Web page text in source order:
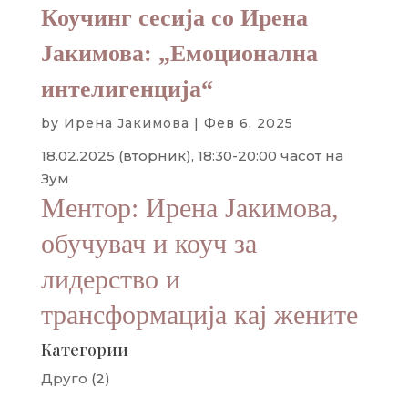
Коучинг сесија со Ирена
Јакимова: „Емоционална
интелигенција“
by Ирена Јакимова | Фев 6, 2025
18.02.2025 (вторник), 18:30-20:00 часот на
Зум
Ментор: Ирена Јакимова,
обучувач и коуч за
лидерство и
трансформација кај жените
Категории
Друго (2)